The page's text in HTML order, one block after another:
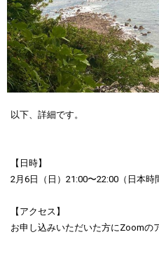
以下、詳細です。
【日時】
2月6日（日）21:00〜22:00（日本時
【アクセス】
お申し込みいただいた方にZoomの